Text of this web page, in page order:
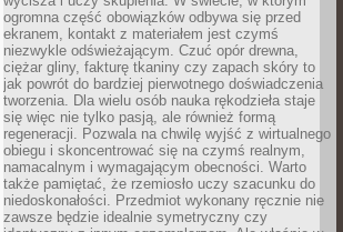
ogromna część obowiązków odbywa się przed
ekranem, kontakt z materiałem jest czymś
niezwykle odświeżającym. Czuć opór drewna,
ciężar gliny, fakturę tkaniny czy zapach skóry to
jak powrót do bardziej pierwotnego doświadczenia
tworzenia. Dla wielu osób nauka rękodzieła staje
się więc nie tylko pasją, ale również formą
regeneracji. Pozwala na chwilę wyjść z wirtualnego
obiegu i skoncentrować się na czymś realnym,
namacalnym i wymagającym obecności. Warto
także pamiętać, że rzemiosło uczy szacunku do
niedoskonałości. Przedmiot wykonany ręcznie nie
zawsze będzie idealnie symetryczny czy